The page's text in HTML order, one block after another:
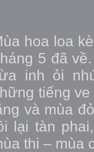
hoa loa
5 đã
inh ỏi
tiếng
và mùa
lại tàn
thi – mùa